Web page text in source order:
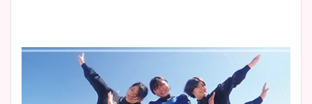
豊島実季アナのカップ画像ま
とめ！美脚や水着姿に年齢も
調査！